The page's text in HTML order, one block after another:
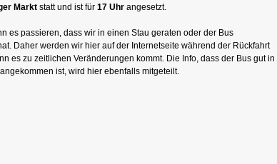
Markt statt und ist für 17 Uhr angesetzt.
es passieren, dass wir in einen Stau geraten oder der Bus
Daher werden wir hier auf der Internetseite während der Rückfahrt
es zu zeitlichen Veränderungen kommt. Die Info, dass der Bus gut in
ist, wird hier ebenfalls mitgeteilt.